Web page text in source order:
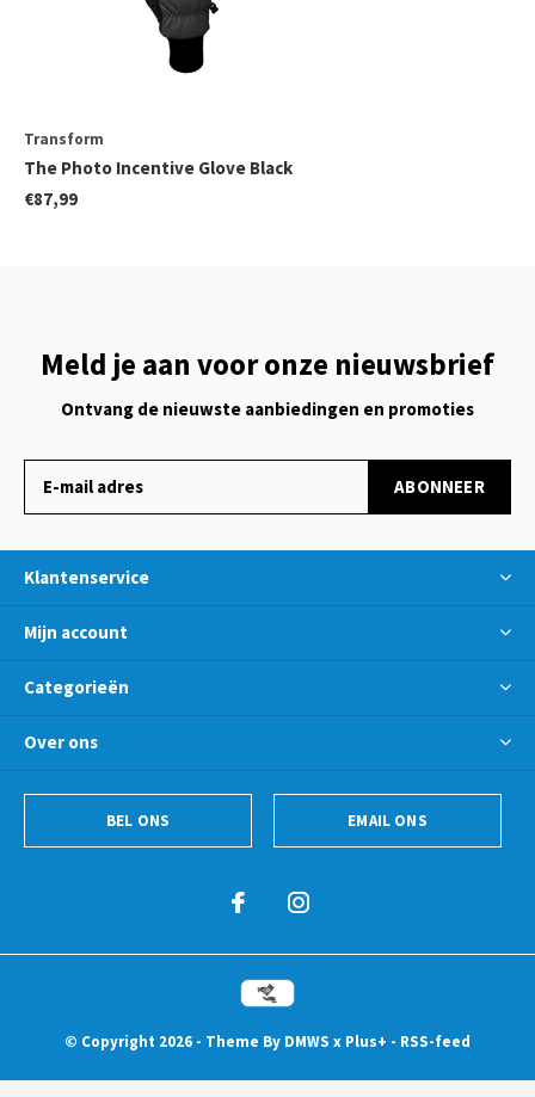
Transform
The Photo Incentive Glove Black
€87,99
Meld je aan voor onze nieuwsbrief
Ontvang de nieuwste aanbiedingen en promoties
ABONNEER
Klantenservice
Mijn account
Categorieën
Over ons
BEL ONS EMAIL ONS
© Copyright 2026 - Theme By DMWS x Plus+ - RSS-feed